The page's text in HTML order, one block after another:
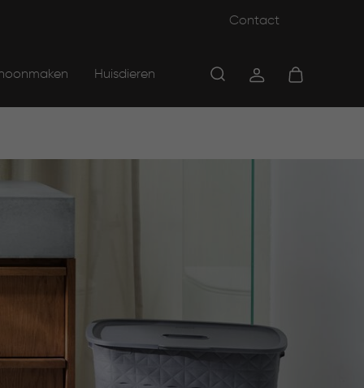
Contact
Huisdieren